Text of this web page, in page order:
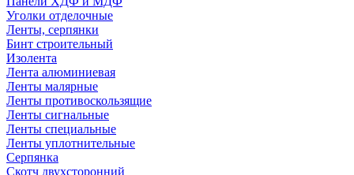
Уголки отделочные
Ленты, серпянки
Бинт строительный
Изолента
Лента алюминиевая
Ленты малярные
Ленты противоскользящие
Ленты сигнальные
Ленты специальные
Ленты уплотнительные
Серпянка
Скотч двухсторонний